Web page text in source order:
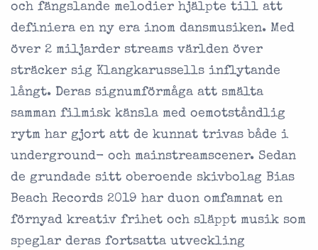
och fängslande melodier hjälpte till att
definiera en ny era inom dansmusiken. Med
över 2 miljarder streams världen över
sträcker sig Klangkarussells inflytande
långt. Deras signumförmåga att smälta
samman filmisk känsla med oemotståndlig
rytm har gjort att de kunnat trivas både i
underground- och mainstreamscener. Sedan
de grundade sitt oberoende skivbolag Bias
Beach Records 2019 har duon omfamnat en
förnyad kreativ frihet och släppt musik som
speglar deras fortsatta utveckling